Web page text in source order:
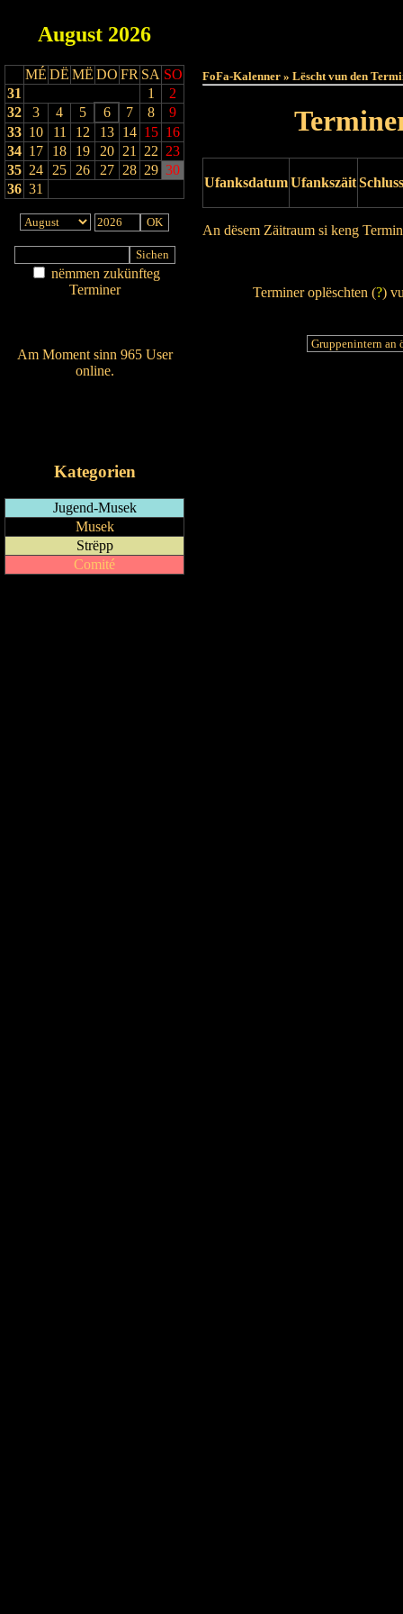
August 2026
MÉ DË MË DO FR SA SO
31
1
2
32
3 4 5 6 7 8
9
33 10 11 12 13 14 15 16
34 17 18 19 20 21 22 23
35 24 25 26 27 28 29 30
36 31
nëmmen zukünfteg
Terminer
Am Moment sinn 965 User
online.
Kategorien
Jugend-Musek
Musek
Strëpp
Comité
FoFa-Kalenner » Lëscht vun den
UfanksdatumUfankszäit
An dësem Zäitraum si keng
Terminer oplëschten (?)